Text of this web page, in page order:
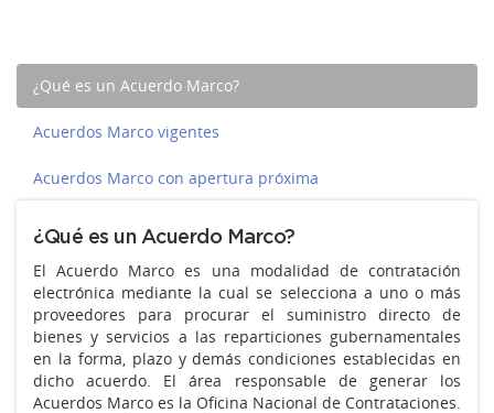
¿Qué es un Acuerdo Marco?
Acuerdos Marco vigentes
Acuerdos Marco con apertura próxima
¿Qué es un Acuerdo Marco?
El Acuerdo Marco es una modalidad de contratación
electrónica mediante la cual se selecciona a uno o más
proveedores para procurar el suministro directo de
bienes y servicios a las reparticiones gubernamentales
en la forma, plazo y demás condiciones establecidas en
dicho acuerdo. El área responsable de generar los
Acuerdos Marco es la Oficina Nacional de Contrataciones.